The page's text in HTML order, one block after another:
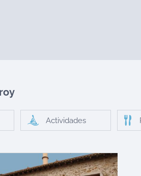
Actividades